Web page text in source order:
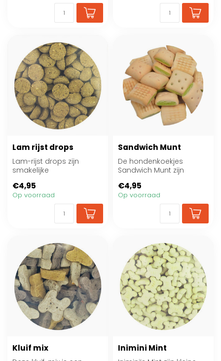
Lam rijst drops
Lam-rijst drops zijn
smakelijke
lamsmeel en rijst. Ideaal
als b...
€4,95
Op voorraad
Sandwich Munt
De hondenkoekjes
Sandwich Munt zijn
tussendoortje of in s...
€4,95
Op voorraad
Kluif mix Inimini Mint